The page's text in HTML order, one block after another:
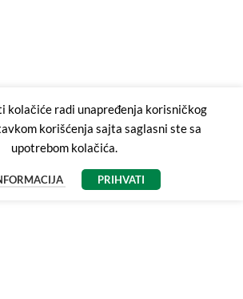
kolačiće radi unapređenja korisničkog
korišćenja sajta saglasni ste sa
upotrebom kolačića.
PRIHVATI